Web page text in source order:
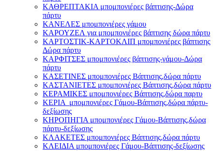
ΚΑΘΡΕΠΤΑΚΙΑ μπομπονιέρες βάπτισης-Δώρα
πάρτυ
ΚΑΝΕΛΕΣ μπομπονιέρες γάμου
ΚΑΡΟΥΖΕΛ για μπομπονιέρες βάπτισης δώρα πάρτυ
ΚΑΡΤΟΣΤΙΚ-ΚΑΡΤΟΚΛΙΠ μπομπονιέρες βάπτισης
Δώρα πάρτυ
ΚΑΡΦΙΤΣΕΣ μπομπονιέρες βάπτισης-γάμου-Δώρα
πάρτυ
ΚΑΣΕΤΙΝΕΣ μπομπονιέρες Βάπτισης,δώρα πάρτυ
ΚΑΣΤΑΝΙΕΤΕΣ μπομπονιέρες Βάπτισης,δώρα πάρτυ
ΚΕΡΑΜΙΚΕΣ μπομπονιέρες Βάπτισης,δώρα παρτυ
ΚΕΡΙΑ μπομπονιέρες Γάμου-Βάπτισης,δώρα πάρτυ-
δεξίωσης
ΚΗΡΟΠΗΓΙΑ μπομπονιέρες Γάμου-Βάπτισης,δώρα
πάρτυ-δεξίωσης
ΚΛΑΚΕΤΕΣ μπομπονιέρες Βάπτισης,δώρα πάρτυ
ΚΛΕΙΔΙΑ μπομπονιέρες Γάμου-Βάπτισης-δεξίωσης